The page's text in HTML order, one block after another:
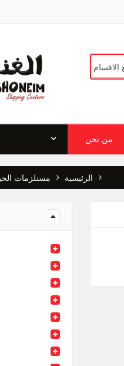
من نحن
الرئيسية مستلزمات